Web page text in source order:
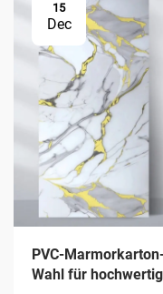
15
Dec
PVC-
Wahl für